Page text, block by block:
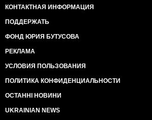
местные олигархи и спонсоры БЮТ,
фабрики получали дотации
Украины должен пожинать
плоды преступной деятельности
отмечает, что суди Тимошенко в
избежать смертной казни, в
Украине же власть всячески
Тимошенко и тратит
пребывание в больницах, встречи с
КОНТАКТНАЯ ИНФОРМАЦИЯ
ПОДДЕРЖАТЬ
ФОНД ЮРИЯ БУТУСОВА
РЕКЛАМА
УСЛОВИЯ ПОЛЬЗОВАНИЯ
ПОЛИТИКА КОНФИДЕНЦИАЛЬНОСТИ
ОСТАННІ НОВИНИ
UKRAINIAN NEWS